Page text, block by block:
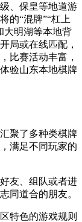
、保皇等地道游
的“混牌”“杠上
大明湖等本地背
局或在线匹配，
比赛活动丰富，
验山东本地棋牌
聚了多种类棋牌
满足不同玩家的
友、组队或者进
同道合的朋友。
特色的游戏规则